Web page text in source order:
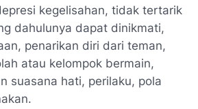
kegelisahan, tidak tertarik
dahulunya dapat dinikmati,
penarikan diri dari teman,
atau kelompok bermain,
suasana hati, perilaku, pola